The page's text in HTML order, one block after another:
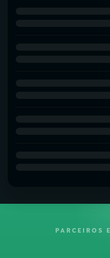
PARCEIROS